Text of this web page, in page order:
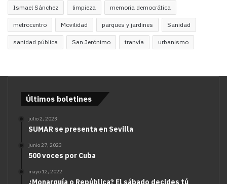
Ismael Sánchez limpieza memoria democrática
metrocentro Movilidad parques y jardines Sanidad
sanidad pública San Jerónimo tranvía urbanismo
Últimos boletines
julio 2, 2023
SUMAR se presenta en Sevilla
junio 27, 2023
500 voces por Cuba
mayo 12, 2022
¿Monarquía o República? El sábado decides tú